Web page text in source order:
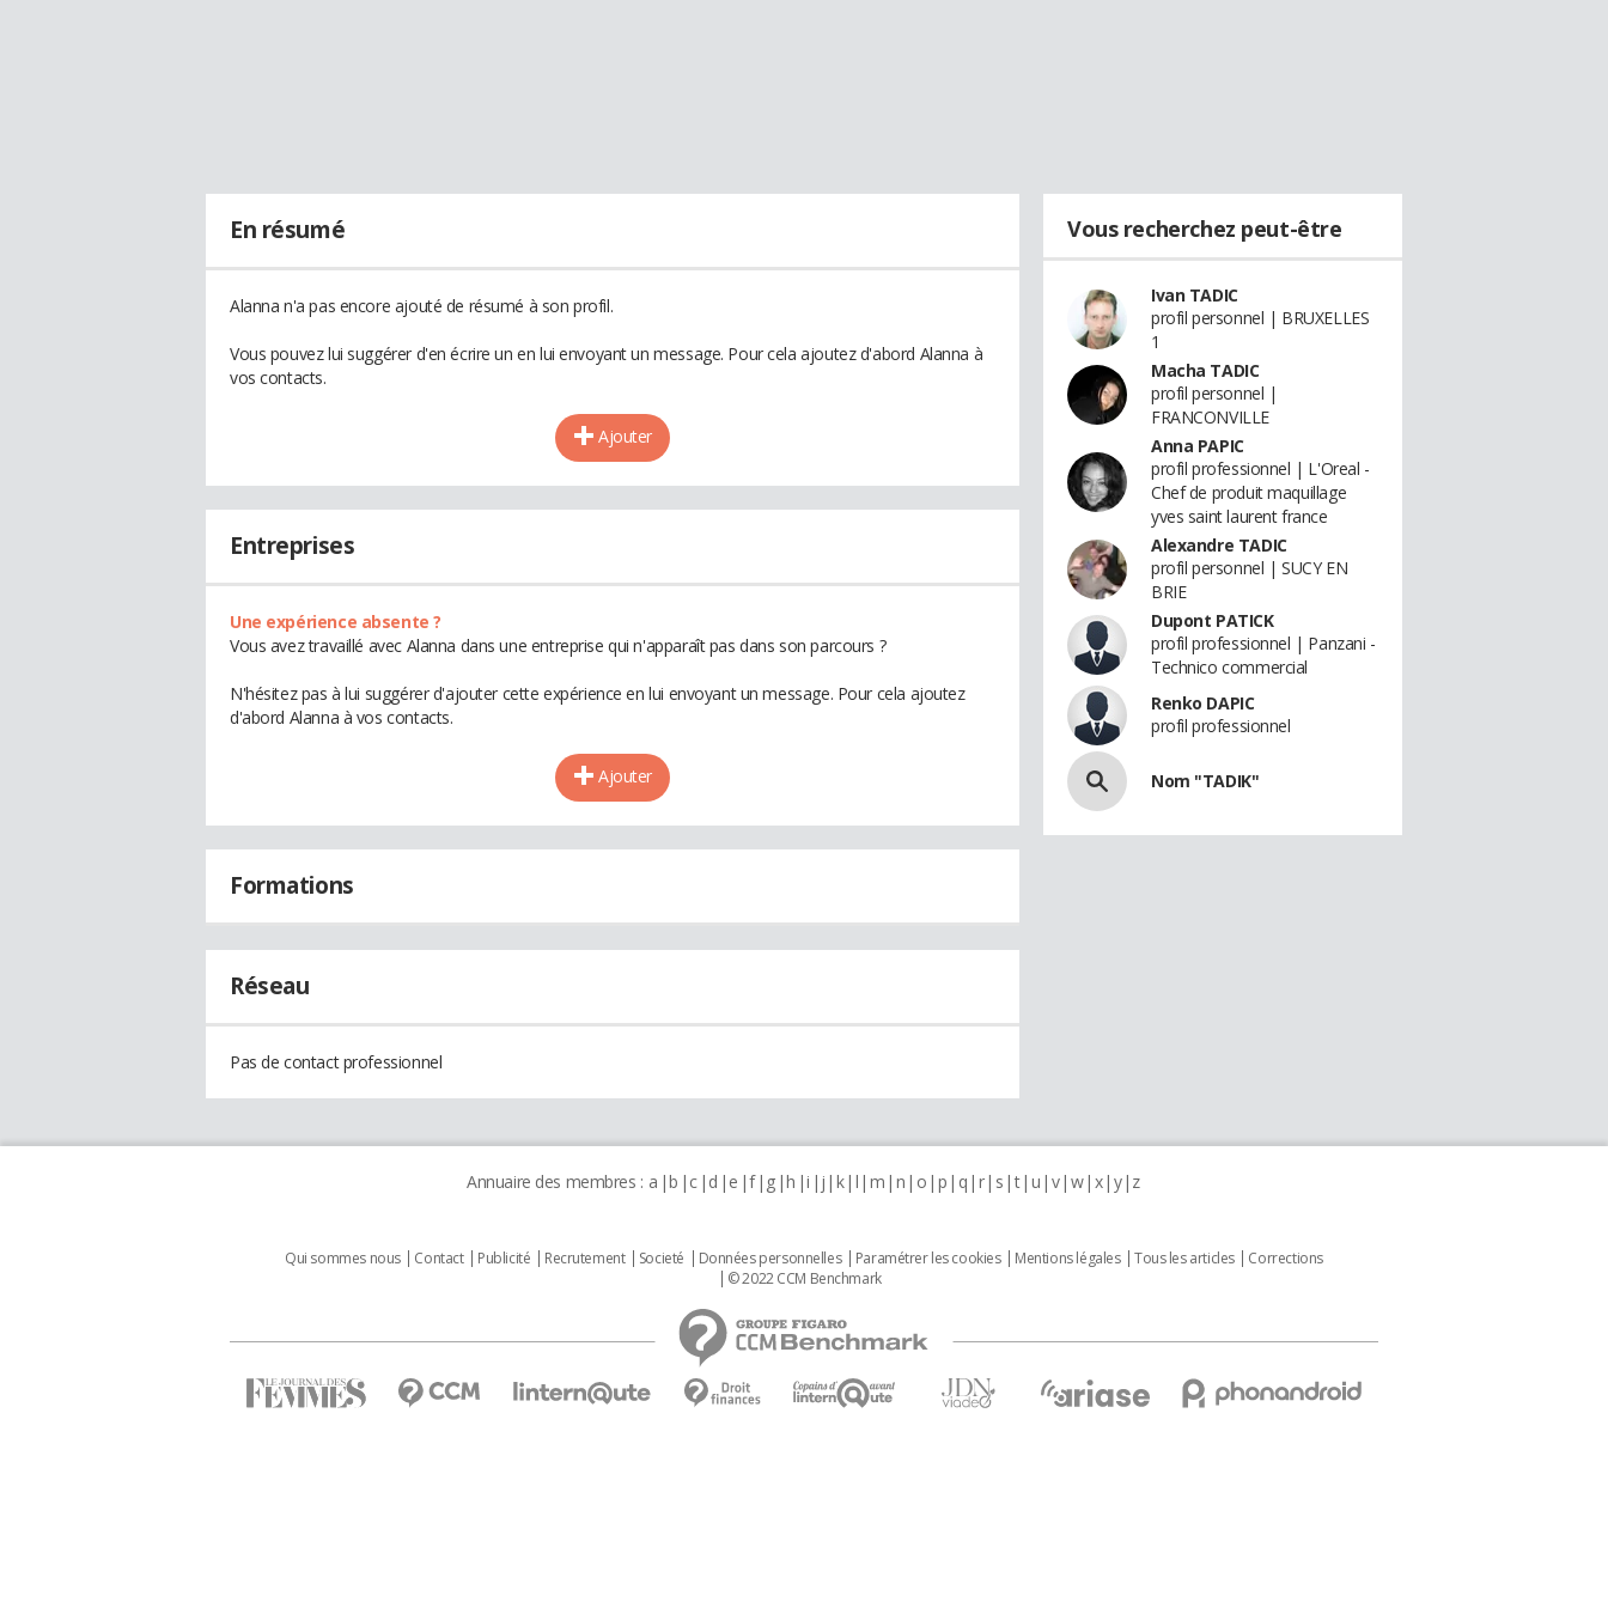
En résumé
Alanna n'a pas encore ajouté de résumé à son profil.
Vous pouvez lui suggérer d'en écrire un en lui envoyant un message. Pour cela ajoutez d'abord Alanna à
vos contacts.
Ajouter
Entreprises
Une expérience absente ?
Vous avez travaillé avec Alanna dans une entreprise qui n'apparaît pas dans son parcours ?
N'hésitez pas à lui suggérer d'ajouter cette expérience en lui envoyant un message. Pour cela ajoutez
d'abord Alanna à vos contacts.
Ajouter
Formations
Réseau
Pas de contact professionnel
Vous recherchez peut-être
Ivan TADIC
profil personnel | BRUXELLES
1
Macha TADIC
profil personnel |
FRANCONVILLE
Anna PAPIC
profil professionnel | L'Oreal -
Chef de produit maquillage
yves saint laurent france
Alexandre TADIC
profil personnel | SUCY EN
BRIE
Dupont PATICK
profil professionnel | Panzani -
Technico commercial
Renko DAPIC
profil professionnel
Nom "TADIK"
Annuaire des membres : a b c d e f g h i j k l m n o p q r s t u v w x y z
Qui sommes nous Contact Publicité Recrutement Societé Données personnelles Paramétrer les cookies Mentions légales Tous les articles
Corrections
© 2022 CCM Benchmark